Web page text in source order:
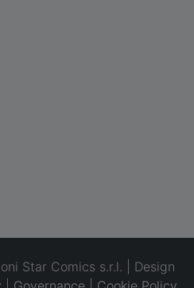
Star Comics s.r.l. | Design